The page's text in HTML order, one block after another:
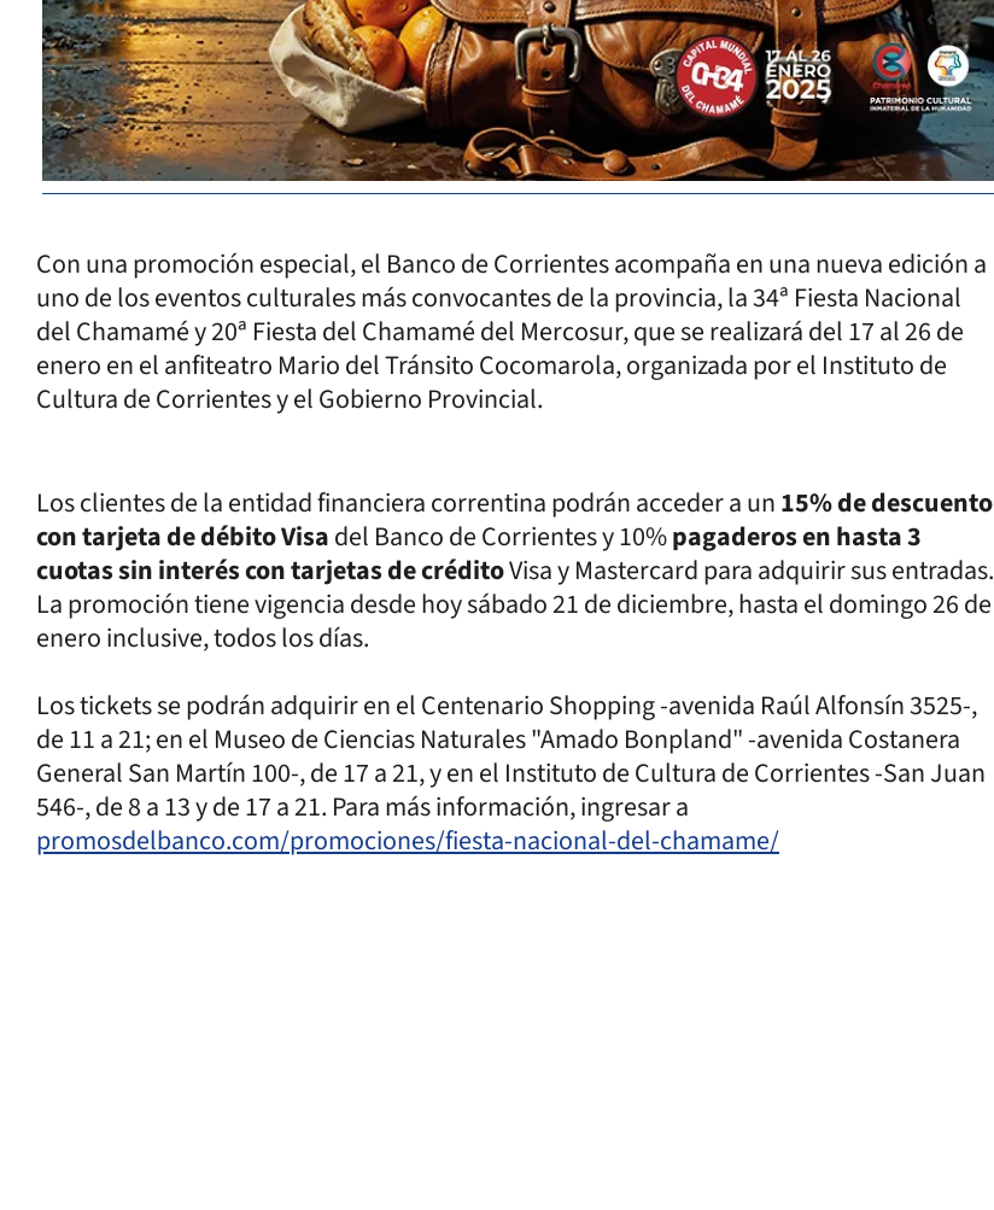
Con una promoción especial, el Banco de Corrientes acompaña en una nueva edición a
uno de los eventos culturales más convocantes de la provincia, la 34ª Fiesta Nacional
del Chamamé y 20ª Fiesta del Chamamé del Mercosur, que se realizará del 17 al 26 de
enero en el anfiteatro Mario del Tránsito Cocomarola, organizada por el Instituto de
Cultura de Corrientes y el Gobierno Provincial.
Los clientes de la entidad financiera correntina podrán acceder a un15% de descuento
con tarjeta de débito Visadel Banco de Corrientes y 10%pagaderos en hasta 3
cuotas sin interés con tarjetas de créditoVisa y Mastercard para adquirir sus entradas.
La promoción tiene vigencia desde hoy sábado 21 de diciembre, hasta el domingo 26 de
enero inclusive, todos los días.
Los tickets se podrán adquirir en el Centenario Shopping -avenida Raúl Alfonsín 3525-,
de 11 a 21; en el Museo de Ciencias Naturales "Amado Bonpland" -avenida Costanera
General San Martín 100-, de 17 a 21, y en el Instituto de Cultura de Corrientes -San Juan
546-, de 8 a 13 y de 17 a 21. Para más información, ingresar a
promosdelbanco.com/promociones/fiesta-nacional-del-chamame/